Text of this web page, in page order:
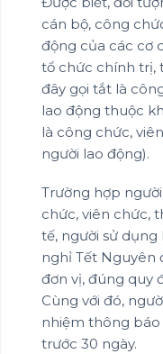
cán bộ, công
động của các cơ
tổ chức chính trị,
đây gọi tắt là
lao động thuộc
là công chức,
người lao động).
Trường hợp
chức, viên chức,
tế, người sử
nghỉ Tết Nguyên
đơn vị, đúng quy
Cùng với đó,
nhiệm thông
trước 30 ngày.